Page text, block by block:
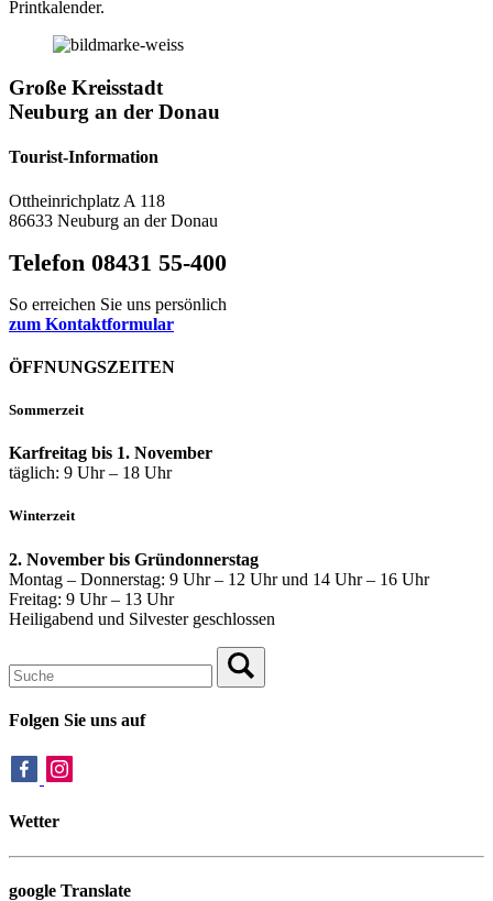
Printkalender.
Große Kreisstadt
Neuburg an der Donau
Tourist-Information
Ottheinrichplatz A 118
86633 Neuburg an der Donau
Telefon 08431 55-400
So erreichen Sie uns persönlich
zum Kontaktformular
ÖFFNUNGSZEITEN
Sommerzeit
Karfreitag bis 1. November
täglich: 9 Uhr – 18 Uhr
Winterzeit
2. November bis Gründonnerstag
Montag – Donnerstag: 9 Uhr – 12 Uhr und 14 Uhr – 16 Uhr
Freitag: 9 Uhr – 13 Uhr
Heiligabend und Silvester geschlossen
Folgen Sie uns auf
Wetter
google Translate